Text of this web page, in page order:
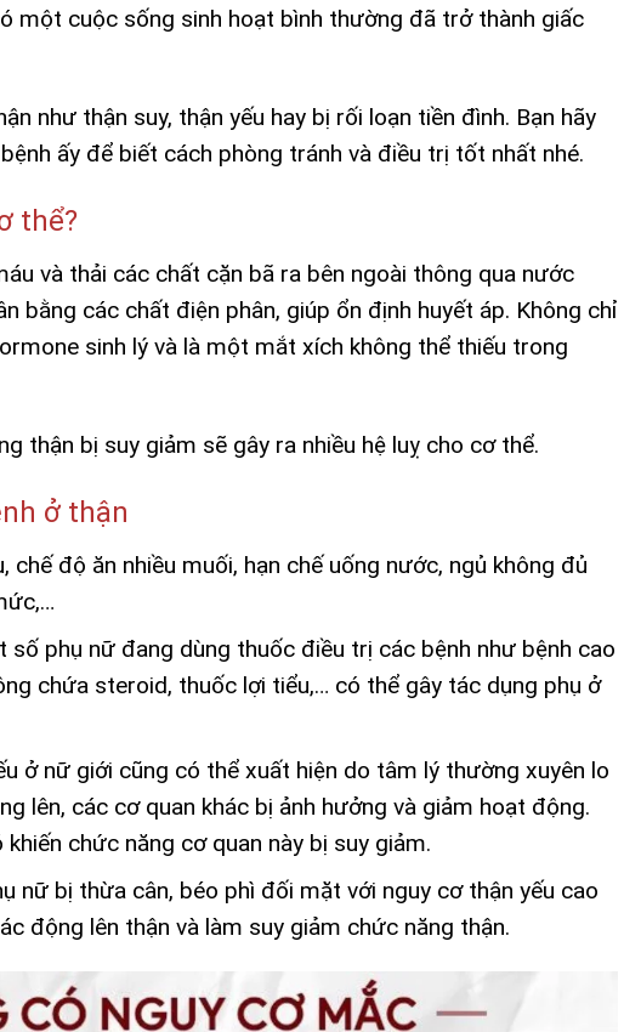
một cuộc sống sinh hoạt bình thường đã trở thành giấc
như thận suy, thận yếu hay bị rối loạn tiền đình. Bạn hãy
ấy để biết cách phòng tránh và điều trị tốt nhất nhé.
thể?
và thải các chất cặn bã ra bên ngoài thông qua nước
bằng các chất điện phân, giúp ổn định huyết áp. Không chỉ
sinh lý và là một mắt xích không thể thiếu trong
thận bị suy giảm sẽ gây ra nhiều hệ luỵ cho cơ thể.
ở thận
chế độ ăn nhiều muối, hạn chế uống nước, ngủ không đủ
phụ nữ đang dùng thuốc điều trị các bệnh như bệnh cao
chứa steroid, thuốc lợi tiểu,… có thể gây tác dụng phụ ở
ở nữ giới cũng có thể xuất hiện do tâm lý thường xuyên lo
lên, các cơ quan khác bị ảnh hưởng và giảm hoạt động.
chức năng cơ quan này bị suy giảm.
nữ bị thừa cân, béo phì đối mặt với nguy cơ thận yếu cao
động lên thận và làm suy giảm chức năng thận.